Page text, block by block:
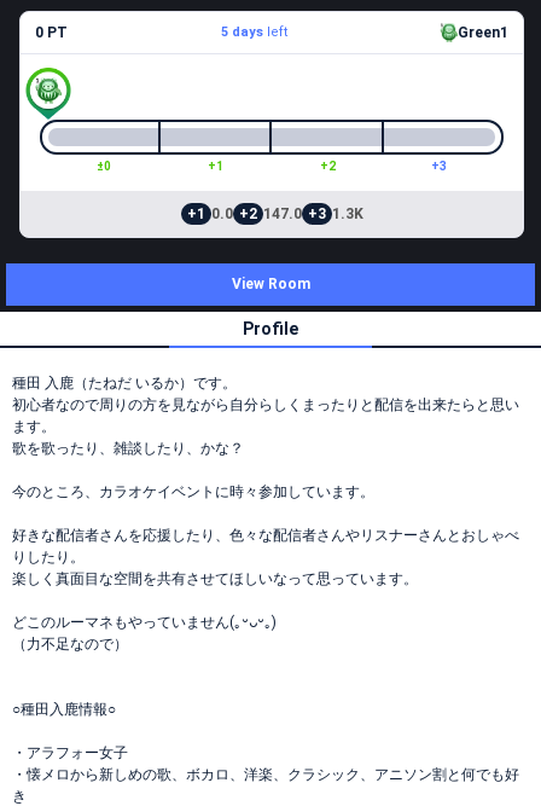
0 PT 5 daysleft Green1
±0 +1 +2 +3
+1 0.0 +2 147.0 +3 1.3K
View Room
Profile
種田 入鹿（たねだ いるか）です。
初心者なので周りの方を見ながら自分らしくまったりと配信を出来たらと思い
ます。
歌を歌ったり、雑談したり、かな？
今のところ、カラオケイベントに時々参加しています。
好きな配信者さんを応援したり、色々な配信者さんやリスナーさんとおしゃべ
りしたり。
楽しく真面目な空間を共有させてほしいなって思っています。
どこのルーマネもやっていません(｡ᵕᴗᵕ｡)
（力不足なので）
○種田入鹿情報○
・アラフォー女子
・懐メロから新しめの歌、ボカロ、洋楽、クラシック、アニソン割と何でも好
き